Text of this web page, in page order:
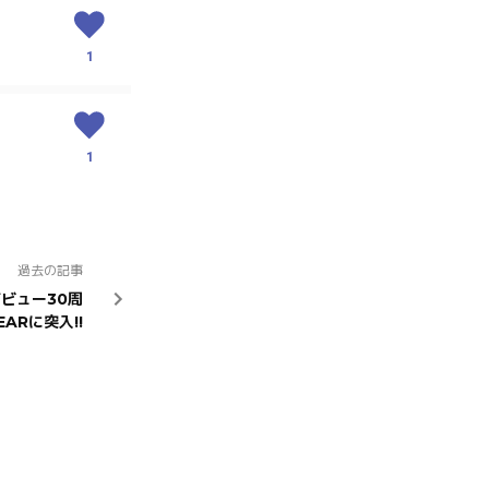
1
1
過去の記事
ュー30周
に突入!!